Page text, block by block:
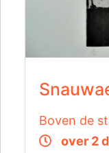
Boven de
over 2